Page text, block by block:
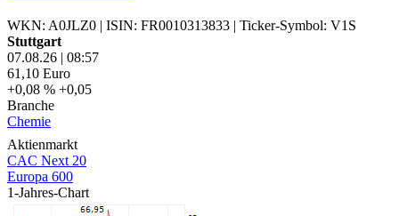
WKN: A0JLZ0 | ISIN: FR0010313833 | Ticker-Symbol: V1S
Stuttgart
07.08.26 | 08:57
61,10 Euro
+0,08 % +0,05
Branche
Chemie
Aktienmarkt
CAC Next 20
Europa 600
1-Jahres-Chart